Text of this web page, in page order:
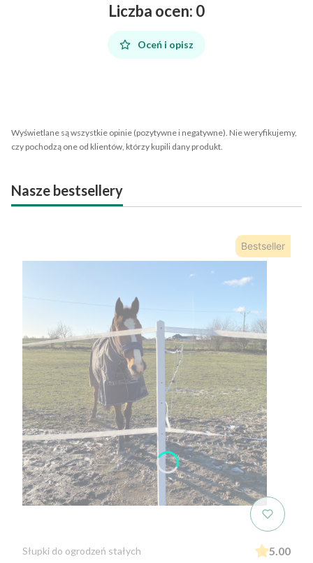
Liczba ocen: 0
Oceń i opisz
Wyświetlane są wszystkie opinie (pozytywne i negatywne). Nie weryfikujemy,
czy pochodzą one od klientów, którzy kupili dany produkt.
Nasze bestsellery
Bestseller
Słupki do ogrodzeń stałych
5.00